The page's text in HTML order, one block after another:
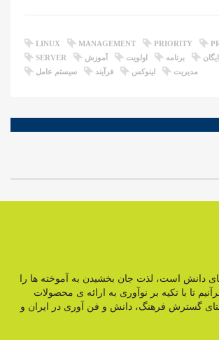
LINUX MANAGEMENT PRIORITY
SERVER
آموزش اولویت برنامه
سیستم عامل
فرآیند لینوکس مدیریت
دانش است، لذت جان بخشیدن به آموخته ها را
تا با تکیه بر نوآوری به ارائه ی محصولات
گسترش فرهنگ، دانش و فن آوری در ایران و